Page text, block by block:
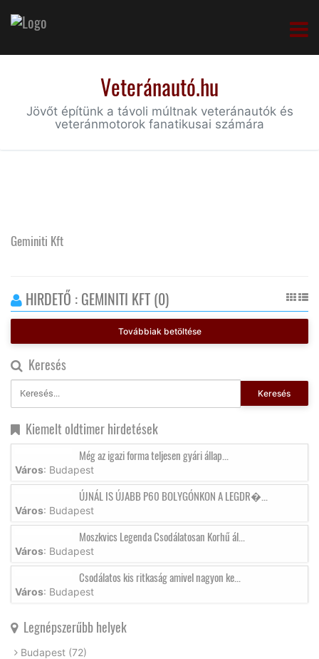
Veteránautó.hu
Jövőt építünk a távoli múltnak veteránautók és
veteránmotorok fanatikusai számára
Geminiti Kft
HIRDETŐ : GEMINITI KFT (0)
Továbbiak betöltése
Keresés
Keresés
Kiemelt oldtimer hirdetések
Még az igazi forma teljesen gyári állap...
Város: Budapest
ÚJNÁL IS ÚJABB P60 BOLYGÓNKON A LEGDR�...
Város: Budapest
Moszkvics Legenda Csodálatosan Korhű ál...
Város: Budapest
Csodálatos kis ritkaság amivel nagyon ke...
Város: Budapest
Legnépszerűbb helyek
Budapest (72)